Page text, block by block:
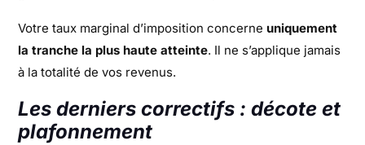
Votre taux marginal d’imposition concerne uniquement
la tranche la plus haute atteinte. Il ne s’applique jamais
à la totalité de vos revenus.
Les derniers correctifs : décote et
plafonnement